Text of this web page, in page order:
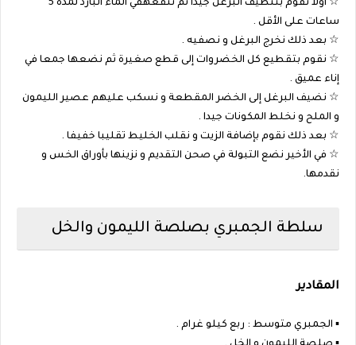
☆ أولا نقوم بتنظيف البرغل جيدا ثم ننقعهفي الماء البارد لمدة 5
ساعات على الأقل .
☆ بعد ذلك نخرج البرغل و نصفيه .
☆ نقوم بتقطيع كل الخضروات إلى قطع صغيرة ثم نضعها جمعا في
إناء عميق .
☆ نضيف البرغل إلى الخضر المقطعة و نسكب عليهم عصير الليمون
و الملح و نخلط المكونات جيدا .
☆ بعد ذلك نقوم بإضافة الزيت و نقلب الخليط تقليبا خفيفا .
☆ في الأخير نضع التبولة في صحن التقديم و نزينها بأوراق الخس و
نقدمها.
سلطة الجمبري بصلصة الليمون والخل
المقادير
▪︎ الجمبري متوسط : ربع كيلو غرام .